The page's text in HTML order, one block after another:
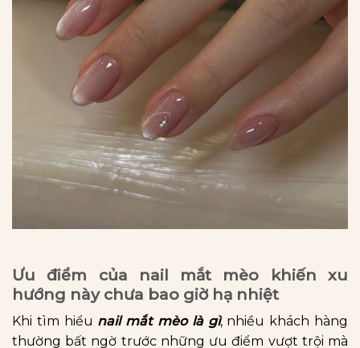
Ưu điểm của nail mắt mèo khiến xu
hướng này chưa bao giờ hạ nhiệt
Khi tìm hiểu nail mắt mèo là gì, nhiều khách hàng
thường bất ngờ trước những ưu điểm vượt trội mà